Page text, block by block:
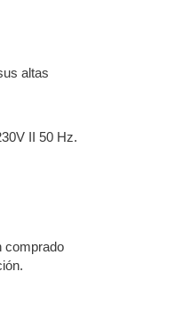
altas
II 50 Hz.
comprado